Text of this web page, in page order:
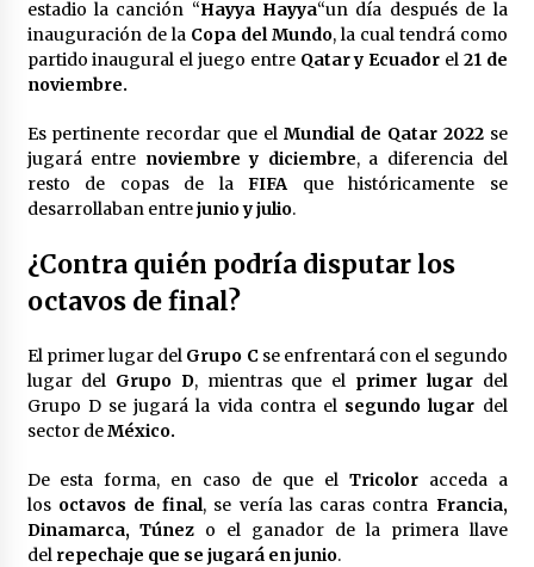
estadio la canción “Hayya Hayya“un día después de la
inauguración de la Copa del Mundo, la cual tendrá como
partido inaugural el juego entre Qatar y Ecuador el 21 de
noviembre.
Es pertinente recordar que el Mundial de Qatar 2022se
jugará entre noviembre y diciembre, a diferencia del
resto de copas de la FIFA que históricamente se
desarrollaban entrejunio y julio.
¿Contra quién podría disputar los
octavos de final?
El primer lugar del Grupo C se enfrentará con el segundo
lugar del Grupo D, mientras que el primer lugar del
Grupo D se jugará la vida contra el segundo lugar del
sector deMéxico.
De esta forma, en caso de que elTricoloracceda a
los octavos de final, se vería las caras contra Francia,
Dinamarca, Túnez o el ganador de la primera llave
del repechaje que se jugará en junio.